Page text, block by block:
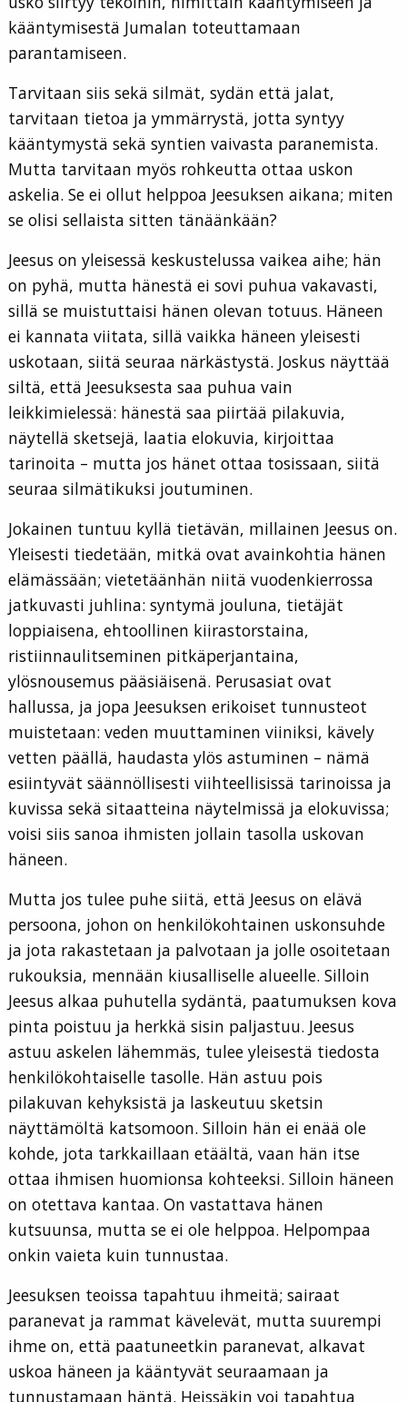
kääntymisestä Jumalan toteuttamaan
parantamiseen.
Tarvitaan siis sekä silmät, sydän että jalat,
tarvitaan tietoa ja ymmärrystä, jotta syntyy
kääntymystä sekä syntien vaivasta paranemista.
Mutta tarvitaan myös rohkeutta ottaa uskon
askelia. Se ei ollut helppoa Jeesuksen aikana; miten
se olisi sellaista sitten tänäänkään?
Jeesus on yleisessä keskustelussa vaikea aihe; hän
on pyhä, mutta hänestä ei sovi puhua vakavasti,
sillä se muistuttaisi hänen olevan totuus. Häneen
ei kannata viitata, sillä vaikka häneen yleisesti
uskotaan, siitä seuraa närkästystä. Joskus näyttää
siltä, että Jeesuksesta saa puhua vain
leikkimielessä: hänestä saa piirtää pilakuvia,
näytellä sketsejä, laatia elokuvia, kirjoittaa
tarinoita – mutta jos hänet ottaa tosissaan, siitä
seuraa silmätikuksi joutuminen.
Jokainen tuntuu kyllä tietävän, millainen Jeesus on.
Yleisesti tiedetään, mitkä ovat avainkohtia hänen
elämässään; vietetäänhän niitä vuodenkierrossa
jatkuvasti juhlina: syntymä jouluna, tietäjät
loppiaisena, ehtoollinen kiirastorstaina,
ristiinnaulitseminen pitkäperjantaina,
ylösnousemus pääsiäisenä. Perusasiat ovat
hallussa, ja jopa Jeesuksen erikoiset tunnusteot
muistetaan: veden muuttaminen viiniksi, kävely
vetten päällä, haudasta ylös astuminen – nämä
esiintyvät säännöllisesti viihteellisissä tarinoissa ja
kuvissa sekä sitaatteina näytelmissä ja elokuvissa;
voisi siis sanoa ihmisten jollain tasolla uskovan
häneen.
Mutta jos tulee puhe siitä, että Jeesus on elävä
persoona, johon on henkilökohtainen uskonsuhde
ja jota rakastetaan ja palvotaan ja jolle osoitetaan
rukouksia, mennään kiusalliselle alueelle. Silloin
Jeesus alkaa puhutella sydäntä, paatumuksen kova
pinta poistuu ja herkkä sisin paljastuu. Jeesus
astuu askelen lähemmäs, tulee yleisestä tiedosta
henkilökohtaiselle tasolle. Hän astuu pois
pilakuvan kehyksistä ja laskeutuu sketsin
näyttämöltä katsomoon. Silloin hän ei enää ole
kohde, jota tarkkaillaan etäältä, vaan hän itse
ottaa ihmisen huomionsa kohteeksi. Silloin häneen
on otettava kantaa. On vastattava hänen
kutsuunsa, mutta se ei ole helppoa. Helpompaa
onkin vaieta kuin tunnustaa.
Jeesuksen teoissa tapahtuu ihmeitä; sairaat
paranevat ja rammat kävelevät, mutta suurempi
ihme on, että paatuneetkin paranevat, alkavat
uskoa häneen ja kääntyvät seuraamaan ja
tunnustamaan häntä. Heissäkin voi tapahtua